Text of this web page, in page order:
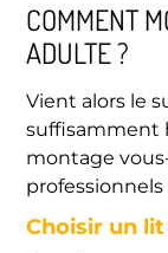
COMMENT
ADULTE ?
Vient alors le
suffisamment
montage
professionnels
Choisir un